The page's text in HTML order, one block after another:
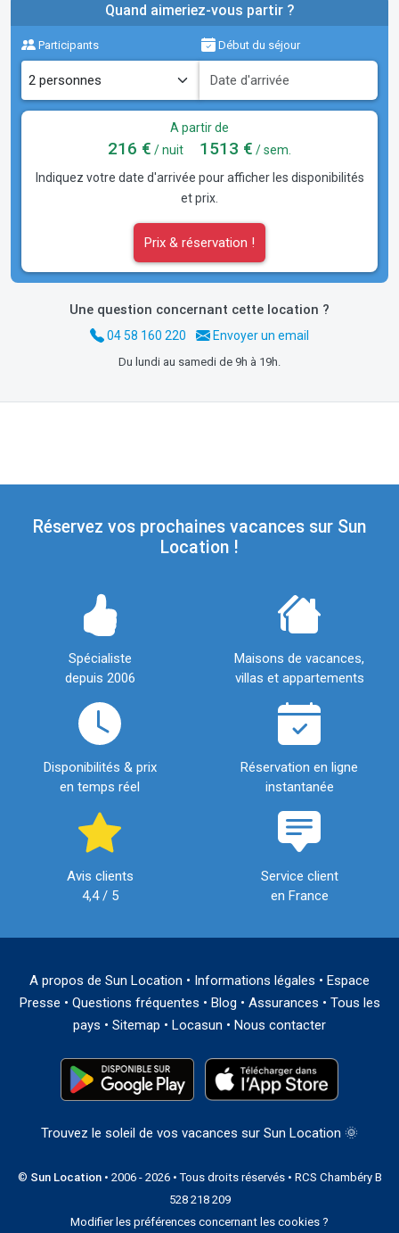
Quand aimeriez-vous partir ?
Participants Début du séjour
A partir de
216 € / nuit 1513 € / sem.
Indiquez votre date d'arrivée pour afficher les disponibilités
et prix.
Prix & réservation !
Une question concernant cette location ?
04 58 160 220 Envoyer un email
Du lundi au samedi de 9h à 19h.
Réservez vos prochaines vacances sur Sun
Location !
Spécialiste
depuis 2006
Maisons de vacances,
villas et appartements
Disponibilités & prix
en temps réel
Réservation en ligne
instantanée
Avis clients
4,4 / 5
Service client
en France
A propos de Sun Location • Informations légales • Espace
Presse • Questions fréquentes • Blog • Assurances • Tous les
pays • Sitemap • Locasun • Nous contacter
Trouvez le soleil de vos vacances sur Sun Location 🌞
© Sun Location• 2006 - 2026 • Tous droits réservés • RCS Chambéry B
528 218 209
Modifier les préférences concernant les cookies ?